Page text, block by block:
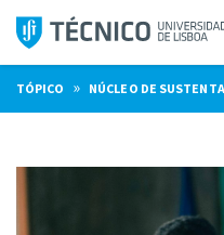
Saltar
para
o
conteúdo
TÓPICO » NÚCLEO DE